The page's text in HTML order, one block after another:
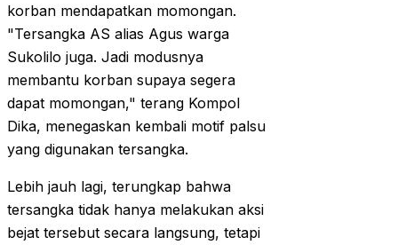
korban mendapatkan momongan.
"Tersangka AS alias Agus warga
Sukolilo juga. Jadi modusnya
membantu korban supaya segera
dapat momongan," terang Kompol
Dika, menegaskan kembali motif palsu
yang digunakan tersangka.
Lebih jauh lagi, terungkap bahwa
tersangka tidak hanya melakukan aksi
bejat tersebut secara langsung, tetapi